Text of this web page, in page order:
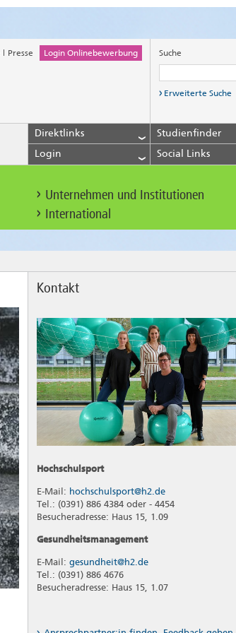
Presse Login Onlinebewerbung Suche
Erweiterte Suche
Direktlinks
Studienfinder
Login
Social Links
Unternehmen und Institutionen
International
Kontakt
Hochschulsport
E-Mail: hochschulsport@h2.de
Tel.: (0391) 886 4384 oder - 4454
Besucheradresse: Haus 15, 1.09
Gesundheitsmanagement
E-Mail:gesundheit@h2.de
Tel.: (0391) 886 4676
Besucheradresse: Haus 15, 1.07